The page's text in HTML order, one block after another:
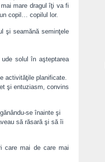
mare dragul îţi va fi
copil… copilul lor.
şi seamănă seminţele
solul în aşteptarea
activităţile planificate.
şi entuziasm, convins
se înainte şi
să răsară şi să îi
care mai de care mai